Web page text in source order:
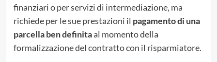
finanziari o per servizi di intermediazione, ma
richiede per le sue prestazioni il pagamento di una
parcella ben definitaal momento della
formalizzazione del contratto con il risparmiatore.